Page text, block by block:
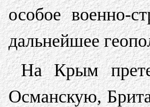
особое военно-
дальнейшее
На Крым
Османскую,